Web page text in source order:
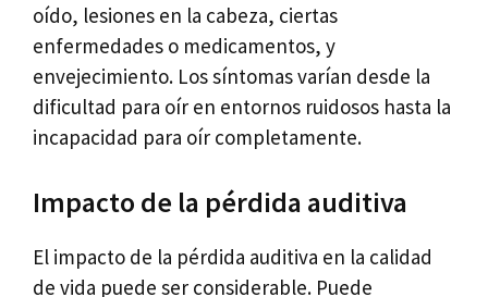
oído, lesiones en la cabeza, ciertas
enfermedades o medicamentos, y
envejecimiento. Los síntomas varían desde la
dificultad para oír en entornos ruidosos hasta la
incapacidad para oír completamente.
Impacto de la pérdida auditiva
El impacto de la pérdida auditiva en la calidad
de vida puede ser considerable. Puede